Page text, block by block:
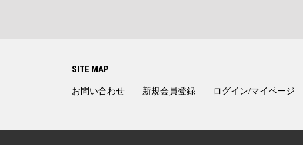
SITE MAP
お問い合わせ 新規会員登録 ログイン/マイページ